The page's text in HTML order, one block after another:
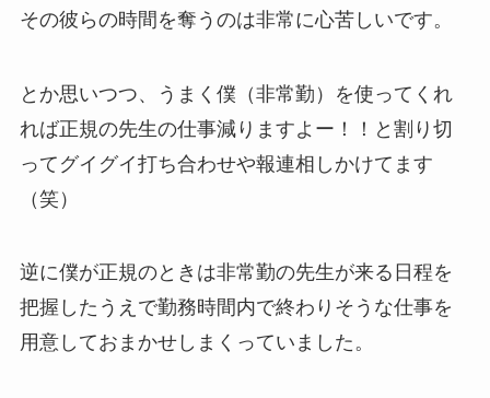
その彼らの時間を奪うのは非常に心苦しいです。
とか思いつつ、うまく僕（非常勤）を使ってくれ
れば正規の先生の仕事減りますよー！！と割り切
ってグイグイ打ち合わせや報連相しかけてます
（笑）
逆に僕が正規のときは非常勤の先生が来る日程を
把握したうえで勤務時間内で終わりそうな仕事を
用意しておまかせしまくっていました。